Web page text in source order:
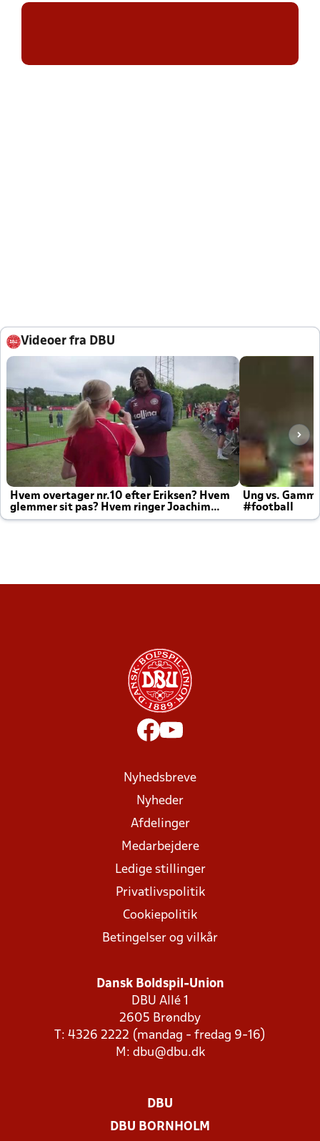
Videoer fra DBU
Hvem overtager nr.10 efter Eriksen? Hvem
glemmer sit pas? Hvem ringer Joachim
altid til efter kampe?
Ung vs.
#football
Nyhedsbreve
Nyheder
Afdelinger
Medarbejdere
Ledige stillinger
Privatlivspolitik
Cookiepolitik
Betingelser og vilkår
Dansk Boldspil-Union
DBU Allé 1
2605 Brøndby
T: 4326 2222 (mandag - fredag 9-16)
M: dbu@dbu.dk
DBU
DBU BORNHOLM